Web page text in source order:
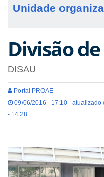
Unidade
Divisão
DISAU
Portal PROAE
09/06/2016 - 17:10 - atualizado
- 14:28